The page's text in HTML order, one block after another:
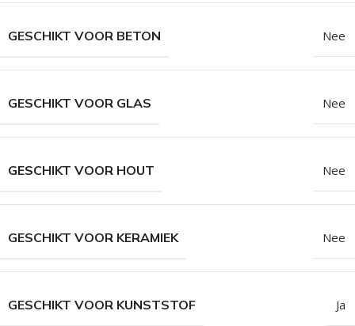
GESCHIKT VOOR BETON Nee
GESCHIKT VOOR GLAS Nee
GESCHIKT VOOR HOUT Nee
GESCHIKT VOOR KERAMIEK Nee
GESCHIKT VOOR KUNSTSTOF Ja